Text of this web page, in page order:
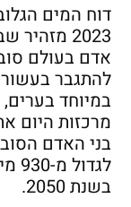
דוח המים
2023
אדם בעולם
להתגבר
במיוחד
מרכזות היום
בני האדם
בשנת 2050.